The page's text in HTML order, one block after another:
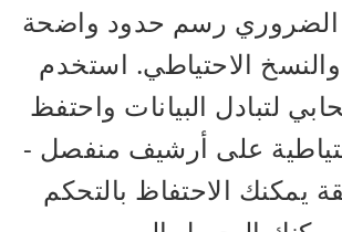
الضروري رسم حدود واضحة
الاحتياطي. استخدم
لتبادل البيانات واحتفظ
على أرشيف منفصل -
يمكنك الاحتفاظ بالتحكم